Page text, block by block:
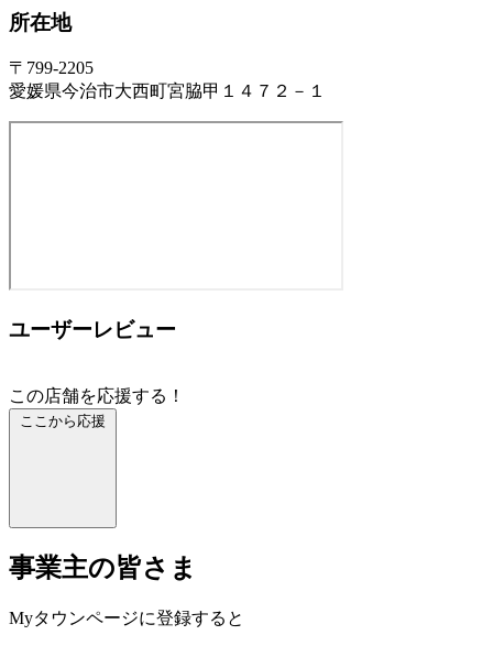
所在地
〒799-2205
愛媛県今治市大西町宮脇甲１４７２－１
ユーザーレビュー
この店舗を応援する！
ここから応援
事業主の皆さま
Myタウンページに登録すると